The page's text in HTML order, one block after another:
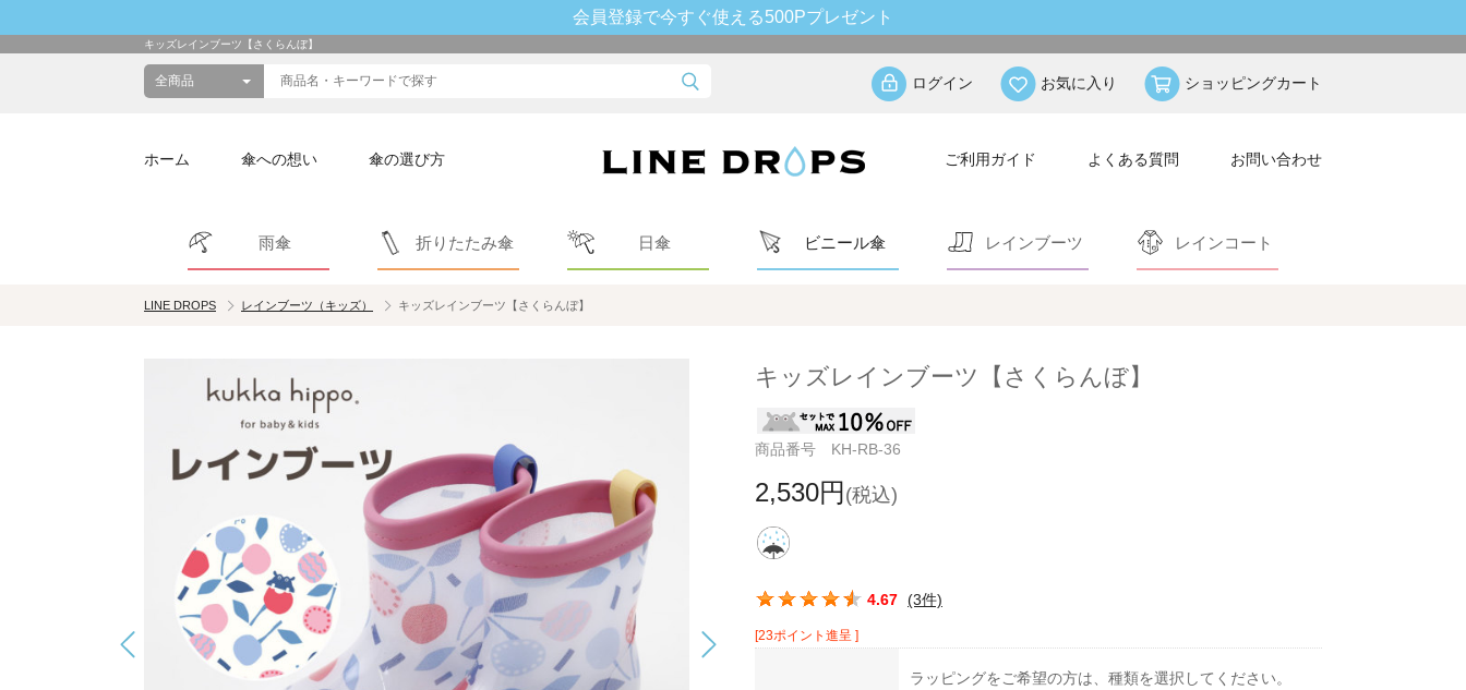
会員登録で今すぐ使える500Pプレゼント
キッズレインブーツ【さくらんぼ】
ログイン お気に入り ショッピングカート
ホーム 傘への想い 傘の選び方 ご利用ガイド よくある質問 お問い合わせ
雨傘 折りたたみ傘 日傘 ビニール傘 レインブーツ レインコート
LINE DROPS レインブーツ（キッズ） キッズレインブーツ【さくらんぼ】
キッズレインブーツ【さくらんぼ】
商品番号 KH-RB-36
2,530円 (税込)
この商品の平均評価： 4.67 (3件)
[23ポイント進呈 ]
ラッピングをご希望の方は、種類を選択してください。